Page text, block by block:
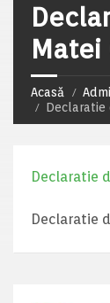
Acasă
Declaratie
Declaratie
Declaratie